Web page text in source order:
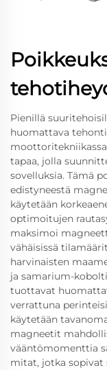
Pienillä
huomattava
tapaa, jolla
sovelluksia. Tämä
edistyneestä
käytetään
optimoitujen
maksimoi
vähäisissä
harvinaisten
ja samarium-
tuottavat
verrattuna
käytetään
magneetit
vääntömomenttia
mitat, jotka sopivat